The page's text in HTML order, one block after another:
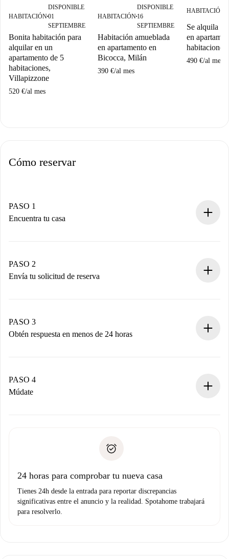
HABITACIÓN■
DISPONIBLE
01
SEPTIEMBRE
Bonita habitación para
alquilar en un
apartamento de 5
habitaciones,
Villapizzone
520 €/al mes
HABITACIÓN■
DISPONIBLE
16
SEPTIEMBRE
Habitación amueblada
en apartamento en
Bicocca, Milán
390 €/al mes
HABITACIÓN
Se alquila
en
490 €/al mes
Cómo reservar
PASO 1
Encuentra tu casa
Tienes toda la información necesaria por adelantado.
PASO 2
Envía tu solicitud de reserva
propietario acepte.
PASO 3
Obtén respuesta en menos de 24 horas
contacto con el propietario.
Si es rechazada: No te haremos ningún cargo y te
Prueba de solvencia
PASO 4
Múdate
no nos comunicas ningún problema.
24 horas para comprobar tu nueva casa
Tienes 24h desde la entrada para reportar discrepancias
significativas entre el anuncio y la realidad. Spotahome trabajará
para resolverlo.